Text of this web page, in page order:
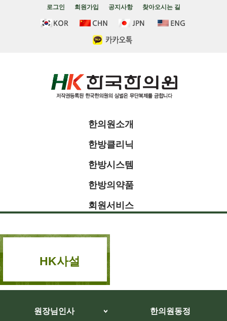
로그인 회원가입 공지사항 찾아오시는 길
한의원소개
한방클리닉
한방시스템
한방의약품
회원서비스
HK사설
원장님인사 한의원동정